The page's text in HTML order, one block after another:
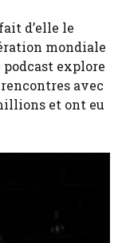
d’elle le
mondiale
explore
avec
et ont eu